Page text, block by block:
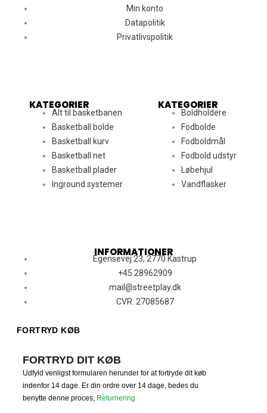
Min konto
Datapolitik
Privatlivspolitik
KATEGORIER
Alt til basketbanen
Basketball bolde
Basketball kurv
Basketball net
Basketball plader
Inground systemer
KATEGORIER
Boldholdere
Fodbolde
Fodboldmål
Fodbold udstyr
Løbehjul
Vandflasker
INFORMATIONER
Egensevej 23, 2770 Kastrup
+45 28962909
mail@streetplay.dk
CVR: 27085687
FORTRYD KØB
FORTRYD DIT KØB
Udfyld venligst formularen herunder for at fortryde dit køb
indenfor 14 dage. Er din ordre over 14 dage, bedes du
benytte denne proces; Returnering